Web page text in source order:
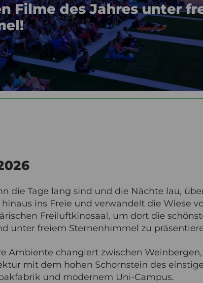
Filme des Jahres unter
die Tage lang sind und die Nächte lau,
ins Freie und verwandelt die Wiese
Freiluftkinosaal, um dort die
unter freiem Sternenhimmel zu
Ambiente changiert zwischen
mit dem hohen Schornstein des
und modernem Uni-Campus.